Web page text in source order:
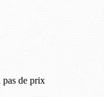
pas de prix